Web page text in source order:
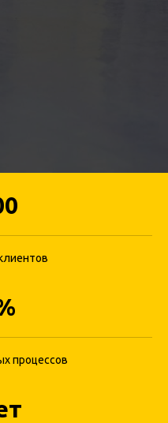
процессов
на всех